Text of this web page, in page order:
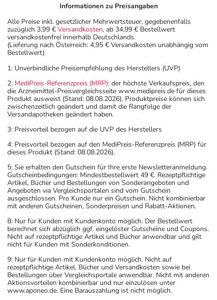
Informationen zu Preisangaben
Alle Preise inkl. gesetzlicher Mehrwertsteuer, gegebenenfalls
zuzüglich 3,99 € Versandkosten, ab 34,99 € Bestellwert
versandkostenfrei innerhalb Deutschlands.
(Lieferung nach Österreich: 4,95 € Versandkosten unabhängig vom
Bestellwert)
1: Unverbindliche Preisempfehlung des Herstellers (UVP)
2: MediPreis-Referenzpreis (MRP): der höchste Verkaufspreis, den
die Arzneimittel-Preisvergleichsseite www.medipreis.de für dieses
Produkt ausweist (Stand: 08.08.2026). Produktpreise können sich
zwischenzeitlich geändert und damit die Rangfolge der
Versandapotheken geändert haben.
3: Preisvorteil bezogen auf die UVP des Herstellers
4: Preisvorteil bezogen auf den MediPreis-Referenzpreis (MRP) für
dieses Produkt (Stand: 08.08.2026).
5: Sie erhalten den Gutschein für Ihre erste Newsletteranmeldung.
Gutscheinbedingungen: Mindestbestellwert 49 €. Rezeptpflichtige
Artikel, Bücher und Bestellungen von Sonderangeboten und
Angeboten via Vergleichsportalen sind vom Gutschein
ausgeschlossen. Pro Kunde nur ein Gutschein. Nicht kombinierbar
mit anderen Gutscheinen, Sonderpreisen und Rabatt-Aktionen.
8: Nur für Kunden mit Kundenkonto möglich. Der Bestellwert
berechnet sich abzüglich ggf. eingelöster Gutscheine und Coupons.
Nicht auf rezeptpflichtige Artikel und Bücher anwendbar und gilt
nicht für Kunden mit Sonderkonditionen.
9: Nur für Kunden mit Kundenkonto möglich. Nicht auf
rezeptpflichtige Artikel, Bücher und Versandkosten sowie bei
Bestellungen über Vergleichsportale anwendbar. Nicht mit anderen
Aktionsvorteilen kombinierbar und nur einzulösen unter
www.aponeo.de. Eine Barauszahlung ist nicht möglich.